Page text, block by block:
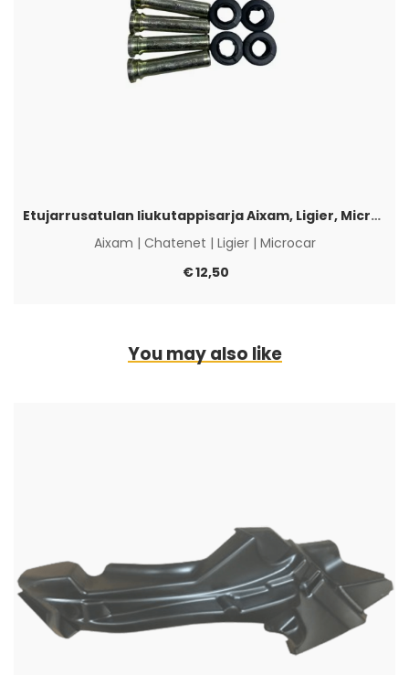
Etujarrusatulan liukutappisarja Aixam, Ligier, Microcar & Chatenet
Aixam | Chatenet | Ligier| Microcar
€12,50
You may also like